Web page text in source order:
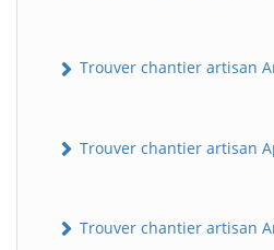
Trouver chantier artisan
Trouver chantier artisan
Trouver chantier artisan